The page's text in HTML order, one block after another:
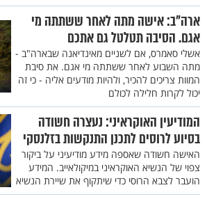
ארה"ב: אישה מתה לאחר ששתתה מי
אגם. הסיבה תטלטל גם אתכם
אשלי סאמרס, אם לשניים מאינדיאנה שבארה"ב -
מתה השבוע לאחר ששתתה מי אגם. את סיבת
המוות צריכים להכיר, ולהיות מודעים אליה - כי זה
יכול לקרות חלילה לכולם
המודיעין האוקראיני: נעצרה חשודה
בסיוע לרוסים לתכנן התנקשות בזלנסקי
האישה חשודה שאספה מידע מודיעיני על ביקור
צפוי של הנשיא האוקראיני במיקולאייב. המידע
הועבר לצבא הרוסי כדי שיתקוף את שיירת הנשיא